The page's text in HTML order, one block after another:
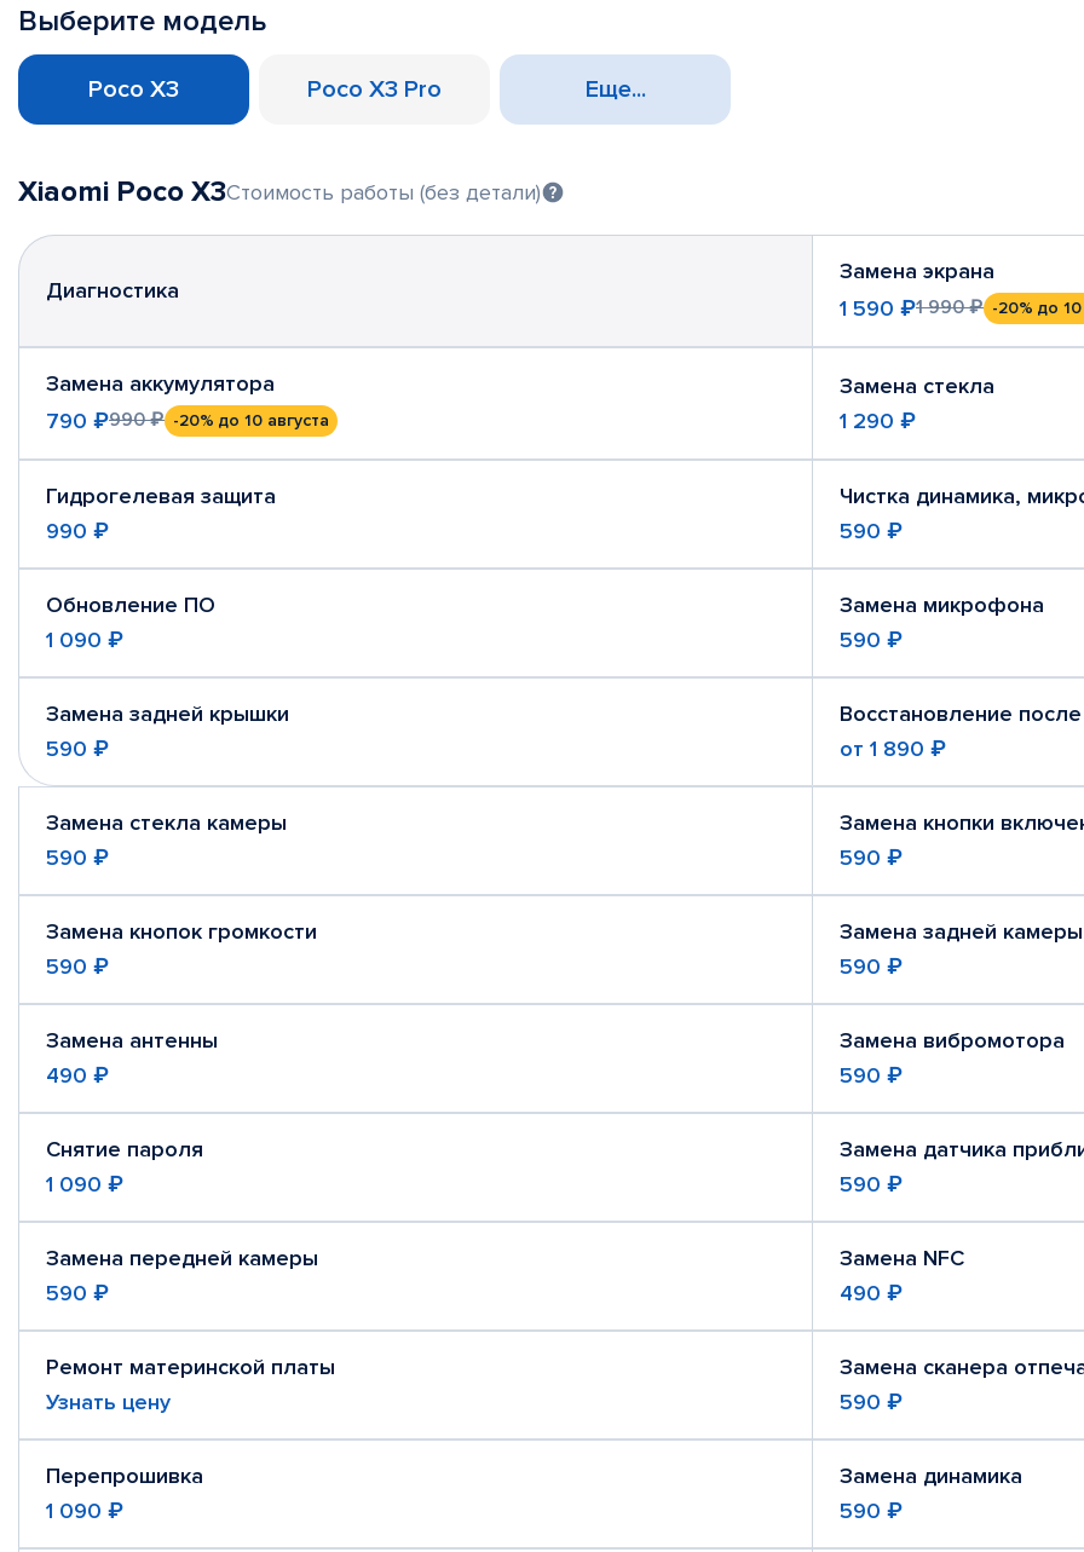
Выберите модель
Poco X3 Poco X3 Pro Еще...
Xiaomi Poco X3Стоимость работы (без детали)
Диагностика
Замена экрана
1 590 ₽1 990 ₽ -20% до 10
Замена аккумулятора
790 ₽990 ₽ -20% до 10 августа
Замена стекла
1 290 ₽
Гидрогелевая защита
990 ₽
Чистка динамика,
590 ₽
Обновление ПО
1 090 ₽
Замена микрофона
590 ₽
Замена задней крышки
590 ₽
Восстановление
от 1 890 ₽
Замена стекла камеры
590 ₽
Замена кнопки
590 ₽
Замена кнопок громкости
590 ₽
Замена задней камеры
590 ₽
Замена антенны
490 ₽
Замена вибромотора
590 ₽
Снятие пароля
1 090 ₽
Замена датчика
590 ₽
Замена передней камеры
590 ₽
Замена NFC
490 ₽
Ремонт материнской платы
Узнать цену
Замена сканера
590 ₽
Перепрошивка
1 090 ₽
Замена динамика
590 ₽